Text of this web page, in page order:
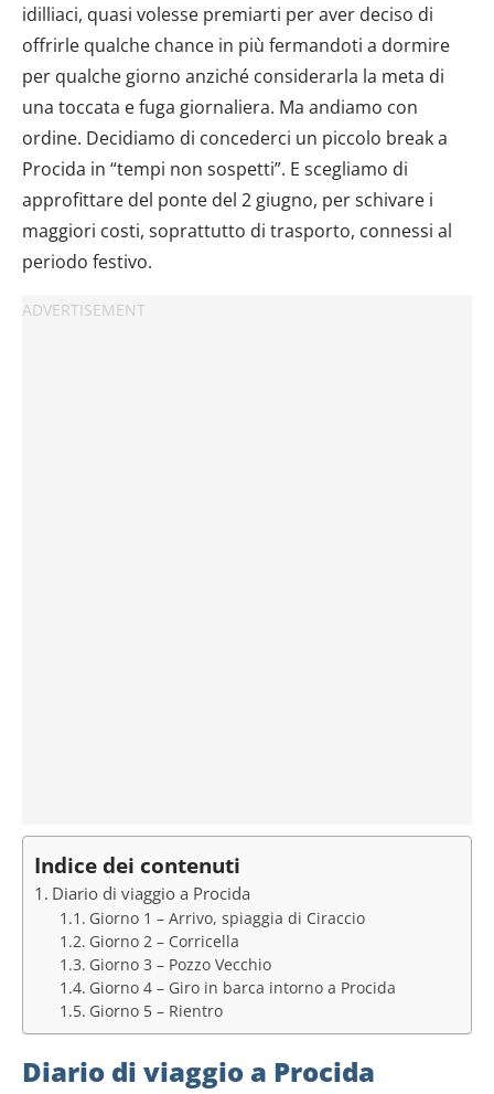
idilliaci, quasi volesse premiarti per aver deciso di
offrirle qualche chance in più fermandoti a dormire
per qualche giorno anziché considerarla la meta di
una toccata e fuga giornaliera. Ma andiamo con
ordine. Decidiamo di concederci un piccolo break a
Procida in “tempi non sospetti”. E scegliamo di
approfittare del ponte del 2 giugno, per schivare i
maggiori costi, soprattutto di trasporto, connessi al
periodo festivo.
Indice dei contenuti
Diario di viaggio a Procida
Giorno 1 – Arrivo, spiaggia di Ciraccio
Giorno 2 – Corricella
Giorno 3 – Pozzo Vecchio
Giorno 4 – Giro in barca intorno a Procida
Giorno 5 – Rientro
Diario di viaggio a Procida